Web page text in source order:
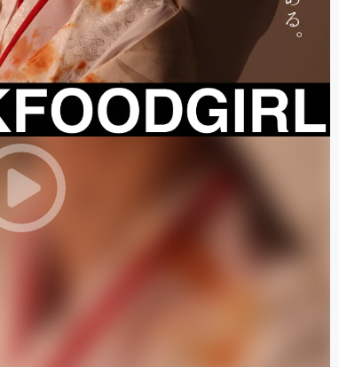
CAMPFIRE for Social Good
CAMPFIRE
CAMPFIREふるさと納税
machi-ya